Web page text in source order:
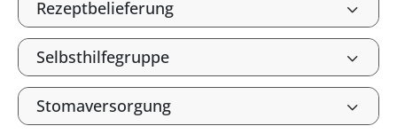
Rezeptbelieferung
Selbsthilfegruppe
Stomaversorgung